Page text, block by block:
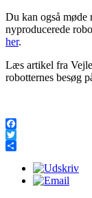
hinta ja helppous
palvelu tuntuu
kiireiseen arkeen
Du kan også møde
nyproducerede
her.
Læs artikel fra
robotternes besøg
Facebook
Twitter